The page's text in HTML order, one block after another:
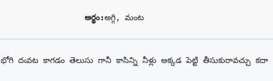
అర్థం:అగ్గి, మంట
భోగి దఁవట కాగడం తెలుసు గానీ కాసిన్ని నీళ్లు అక్కడ పెట్టి తీసుకురావచ్చు కదా